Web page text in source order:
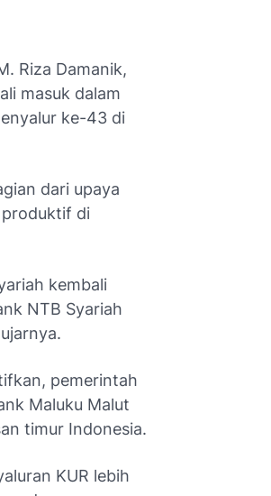
Riza Damanik,
masuk dalam
ke-43 di
dari upaya
produktif di
kembali
NTB Syariah
pemerintah
Maluku Malut
timur Indonesia.
KUR lebih